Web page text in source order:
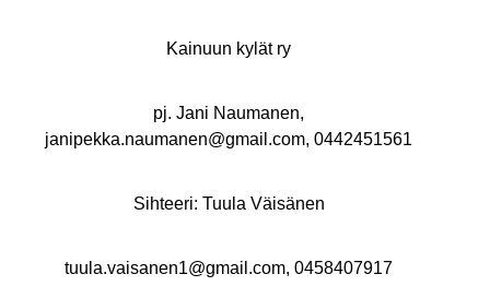
Kainuun kylät ry
pj. Jani Naumanen,
janipekka.naumanen@gmail.com, 0442451561
Sihteeri: Tuula Väisänen
tuula.vaisanen1@gmail.com, 0458407917